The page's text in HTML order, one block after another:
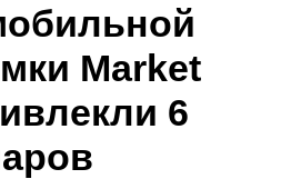
Market
6